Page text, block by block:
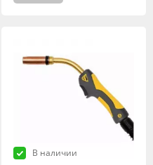
В наличии